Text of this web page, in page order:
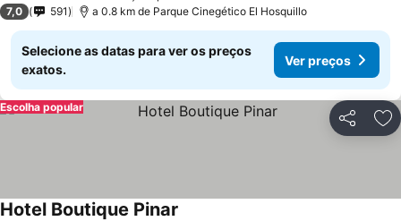
7,0 591 a 0.8 km de Parque Cinegético El Hosquillo
Selecione as datas para ver os preços
exatos.
Ver preços
Partilhar
Escolha popular
Hotel Boutique Pinar